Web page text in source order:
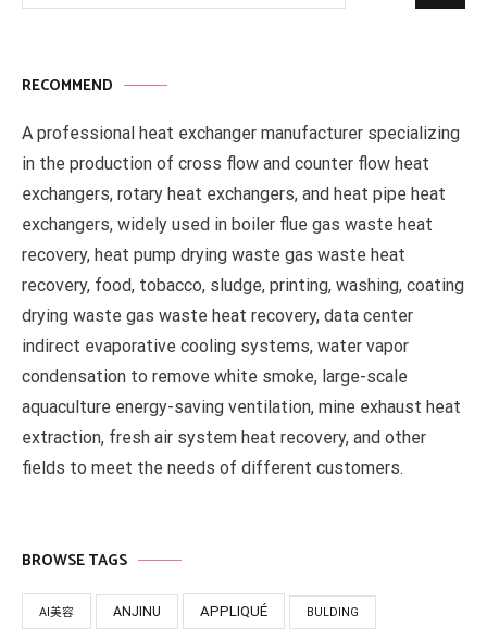
索：
RECOMMEND
A professional heat exchanger manufacturer specializing
in the production of cross flow and counter flow heat
exchangers, rotary heat exchangers, and heat pipe heat
exchangers, widely used in boiler flue gas waste heat
recovery, heat pump drying waste gas waste heat
recovery, food, tobacco, sludge, printing, washing, coating
drying waste gas waste heat recovery, data center
indirect evaporative cooling systems, water vapor
condensation to remove white smoke, large-scale
aquaculture energy-saving ventilation, mine exhaust heat
extraction, fresh air system heat recovery, and other
fields to meet the needs of different customers.
BROWSE TAGS
AI美容 ANJINU APPLIQUÉ BULDING